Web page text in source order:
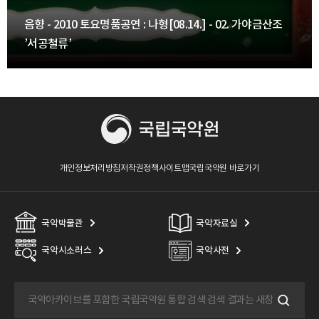
음향 - 2010 토요명품공연 : 나형[08.14.] - 02. 가야금산조
’서공철류’
개인정보처리방침저작권정책사이트맵국립국악원 바로가기
국악박물관 국악자료실
국악시소러스 국악사전